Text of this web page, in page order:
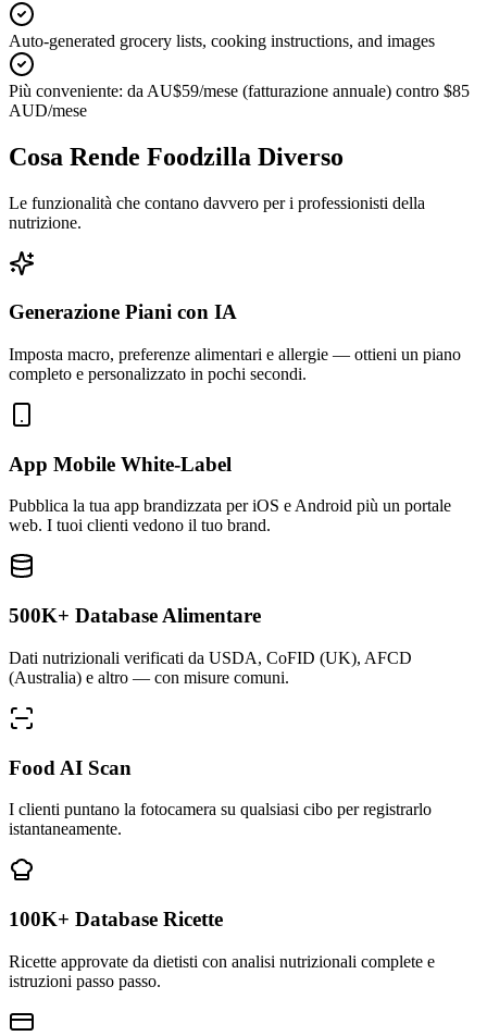
Auto-generated grocery lists, cooking instructions, and images
Più conveniente: da AU$59/mese (fatturazione annuale) contro $85
AUD/mese
Cosa Rende Foodzilla Diverso
Le funzionalità che contano davvero per i professionisti della
nutrizione.
Generazione Piani con IA
Imposta macro, preferenze alimentari e allergie — ottieni un piano
completo e personalizzato in pochi secondi.
App Mobile White-Label
Pubblica la tua app brandizzata per iOS e Android più un portale
web. I tuoi clienti vedono il tuo brand.
500K+ Database Alimentare
Dati nutrizionali verificati da USDA, CoFID (UK), AFCD
(Australia) e altro — con misure comuni.
Food AI Scan
I clienti puntano la fotocamera su qualsiasi cibo per registrarlo
istantaneamente.
100K+ Database Ricette
Ricette approvate da dietisti con analisi nutrizionali complete e
istruzioni passo passo.